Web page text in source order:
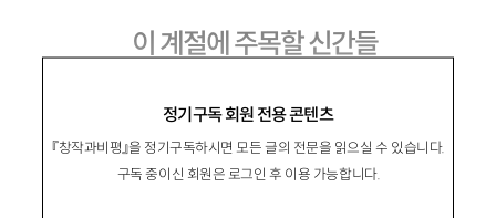
정기구독 회원 전용 콘텐츠
『창작과비평』을 정기구독하시면 모든 글의 전문을 읽으실 수 있습니다.
구독 중이신 회원은 로그인 후 이용 가능합니다.
이 계절에 주목할 신간들
신샛별